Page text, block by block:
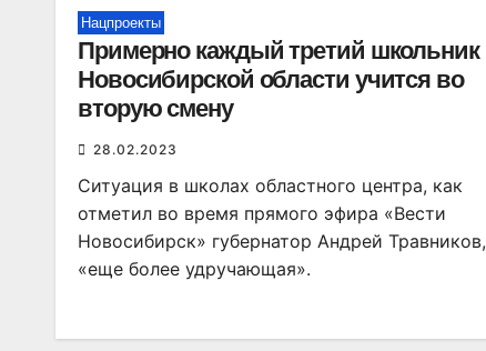
Нацпроекты
Примерно каждый третий школьник
Новосибирской области учится во
вторую смену
28.02.2023
Ситуация в школах областного центра, как
отметил во время прямого эфира «Вести
Новосибирск» губернатор Андрей Травников,
«еще более удручающая».